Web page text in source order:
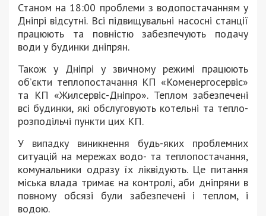
Станом на 18:00 проблеми з водопостачанням у
Дніпрі відсутні. Всі підвищувальні насосні станції
працюють та повністю забезпечують подачу
води у будинки дніпрян.
Також у Дніпрі у звичному режимі працюють
об’єкти теплопостачання КП «Коменергосервіс»
та КП «Жилсервіс-Дніпро». Теплом забезпечені
всі будинки, які обслуговують котельні та тепло-
розподільчі пункти цих КП.
У випадку виникнення будь-яких проблемних
ситуацій на мережах водо- та теплопостачання,
комунальники одразу їх ліквідують. Це питання
міська влада тримає на контролі, аби дніпряни в
повному обсязі були забезпечені і теплом, і
водою.